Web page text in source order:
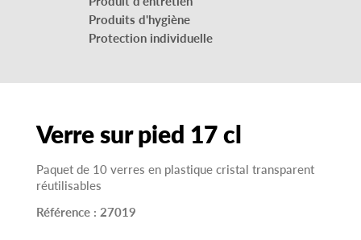
Produits d'hygiène
Protection individuelle
Verre sur pied 17 cl
Paquet de 10 verres en plastique cristal transparent
réutilisables
Référence : 27019